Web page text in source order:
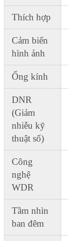
Thích hợp
Cảm biến
hình ảnh
Ống kính
DNR
(Giảm
nhiễu kỹ
thuật số)
Công
nghệ
WDR
Tầm nhìn
ban đêm